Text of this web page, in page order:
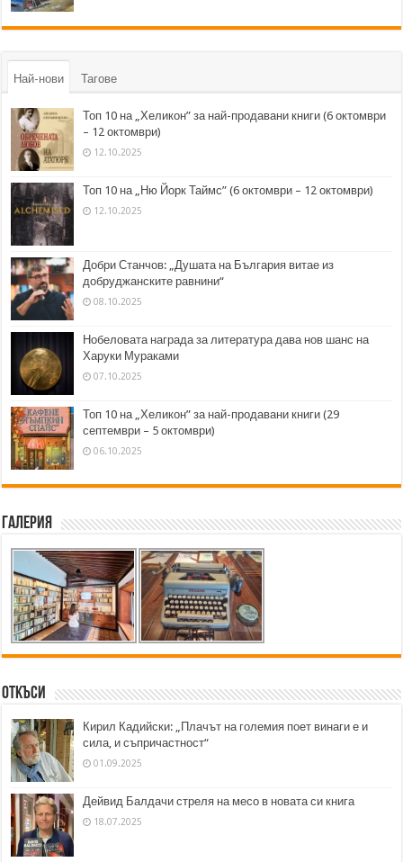
Най-нови Тагове
Топ 10 на „Хеликон” за най-продавани книги (6 октомври
– 12 октомври)
12.10.2025
Топ 10 на „Ню Йорк Таймс” (6 октомври – 12 октомври)
12.10.2025
Добри Станчов: „Душата на България витае из
добруджанските равнини“
08.10.2025
Нобеловата награда за литература дава нов шанс на
Харуки Мураками
07.10.2025
Топ 10 на „Хеликон” за най-продавани книги (29
септември – 5 октомври)
06.10.2025
Галерия
Откъси
Кирил Кадийски: „Плачът на големия поет винаги е и
сила, и съпричастност“
01.09.2025
Дейвид Балдачи стреля на месо в новата си книга
18.07.2025